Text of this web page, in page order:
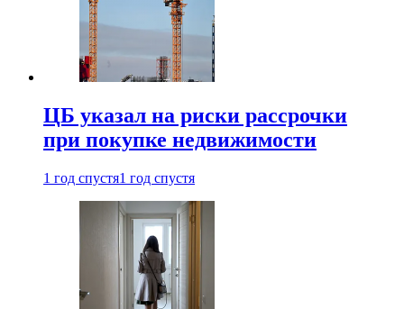
ЦБ указал на риски рассрочки
при покупке недвижимости
1 год спустя1 год спустя